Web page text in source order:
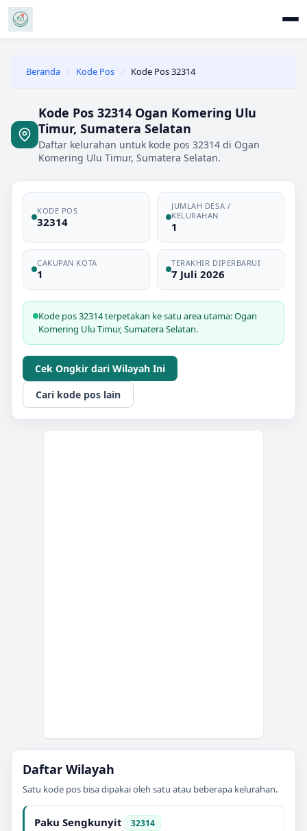
Beranda / Kode Pos / Kode Pos 32314
Kode Pos 32314 Ogan Komering Ulu
Timur, Sumatera Selatan
Daftar kelurahan untuk kode pos 32314 di Ogan
Komering Ulu Timur, Sumatera Selatan.
KODE POS
32314
JUMLAH DESA /
KELURAHAN
1
CAKUPAN KOTA
1
TERAKHIR DIPERBARUI
7 Juli 2026
Kode pos 32314 terpetakan ke satu area utama: Ogan
Komering Ulu Timur, Sumatera Selatan.
Cek Ongkir dari Wilayah Ini
Cari kode pos lain
Daftar Wilayah
Satu kode pos bisa dipakai oleh satu atau beberapa kelurahan.
Paku Sengkunyit 32314